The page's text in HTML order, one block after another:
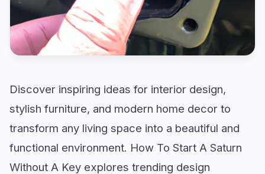
Discover inspiring ideas for interior design,
stylish furniture, and modern home decor to
transform any living space into a beautiful and
functional environment. How To Start A Saturn
Without A Key explores trending design